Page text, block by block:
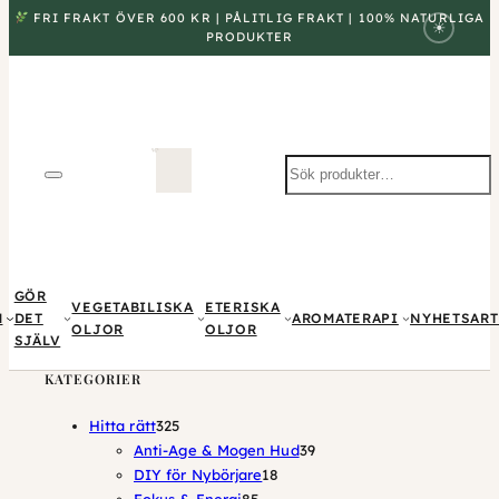
FRI FRAKT ÖVER 600 KR | PÅLITLIG FRAKT | 100% NATURLIGA
PRODUKTER
☀
Sök
produkter
GÖR
DET
SJÄLV
VEGETABILISKA
OLJOR
ETERISKA
OLJOR
AROMATERAPI
KATEGORIER
Hitta rätt325325
produkter
Anti-Age & Mogen Hud3939
DIY för Nybörjare18